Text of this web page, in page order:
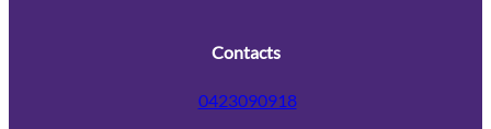
Contacts
0423090918